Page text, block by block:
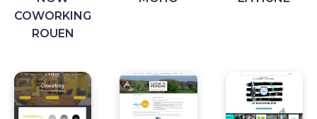
COWORKING
ROUEN